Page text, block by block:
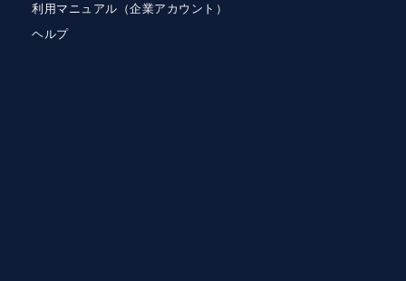
利用マニュアル（企業アカウント）
ヘルプ